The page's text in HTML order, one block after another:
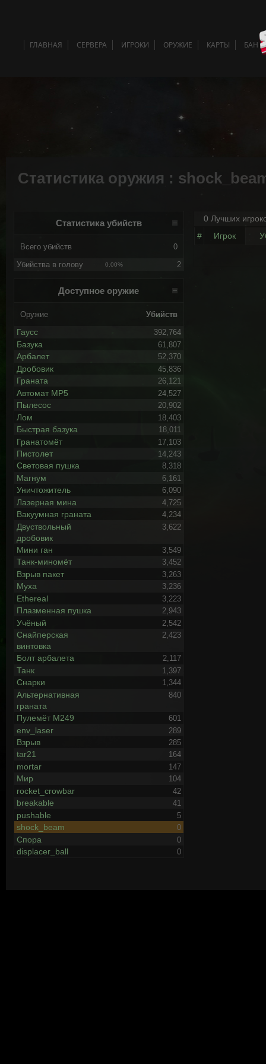
ГЛАВНАЯ СЕРВЕРА ИГРОКИ ОРУЖИЕ КАРТЫ БАН
Статистика оружия :
Статистика убийств
Всего убийств 0
Убийства в голову 0.00% 2
Доступное оружие
Оружие Убийств
Гаусс 392,764
Базука 61,807
Арбалет 52,370
Дробовик 45,836
Граната 26,121
Автомат MP5 24,527
Пылесос 20,902
Лом 18,403
Быстрая базука 18,011
Гранатомёт 17,103
Пистолет 14,243
Световая пушка 8,318
Магнум 6,161
Уничтожитель 6,090
Лазерная мина 4,725
Вакуумная граната 4,234
Двуствольный
дробовик
3,622
Мини ган 3,549
Танк-миномёт 3,452
Взрыв пакет 3,263
Муха 3,236
Ethereal 3,223
Плазменная пушка 2,943
Учёный 2,542
Снайперская
винтовка
2,423
Болт арбалета 2,117
Танк 1,397
Снарки 1,344
Альтернативная
граната
840
Пулемёт М249 601
env_laser 289
Взрыв 285
tar21 164
mortar 147
Мир 104
rocket_crowbar 42
breakable 41
pushable 5
shock_beam 0
Спора 0
displacer_ball 0
0 Лучших
#
Игрок